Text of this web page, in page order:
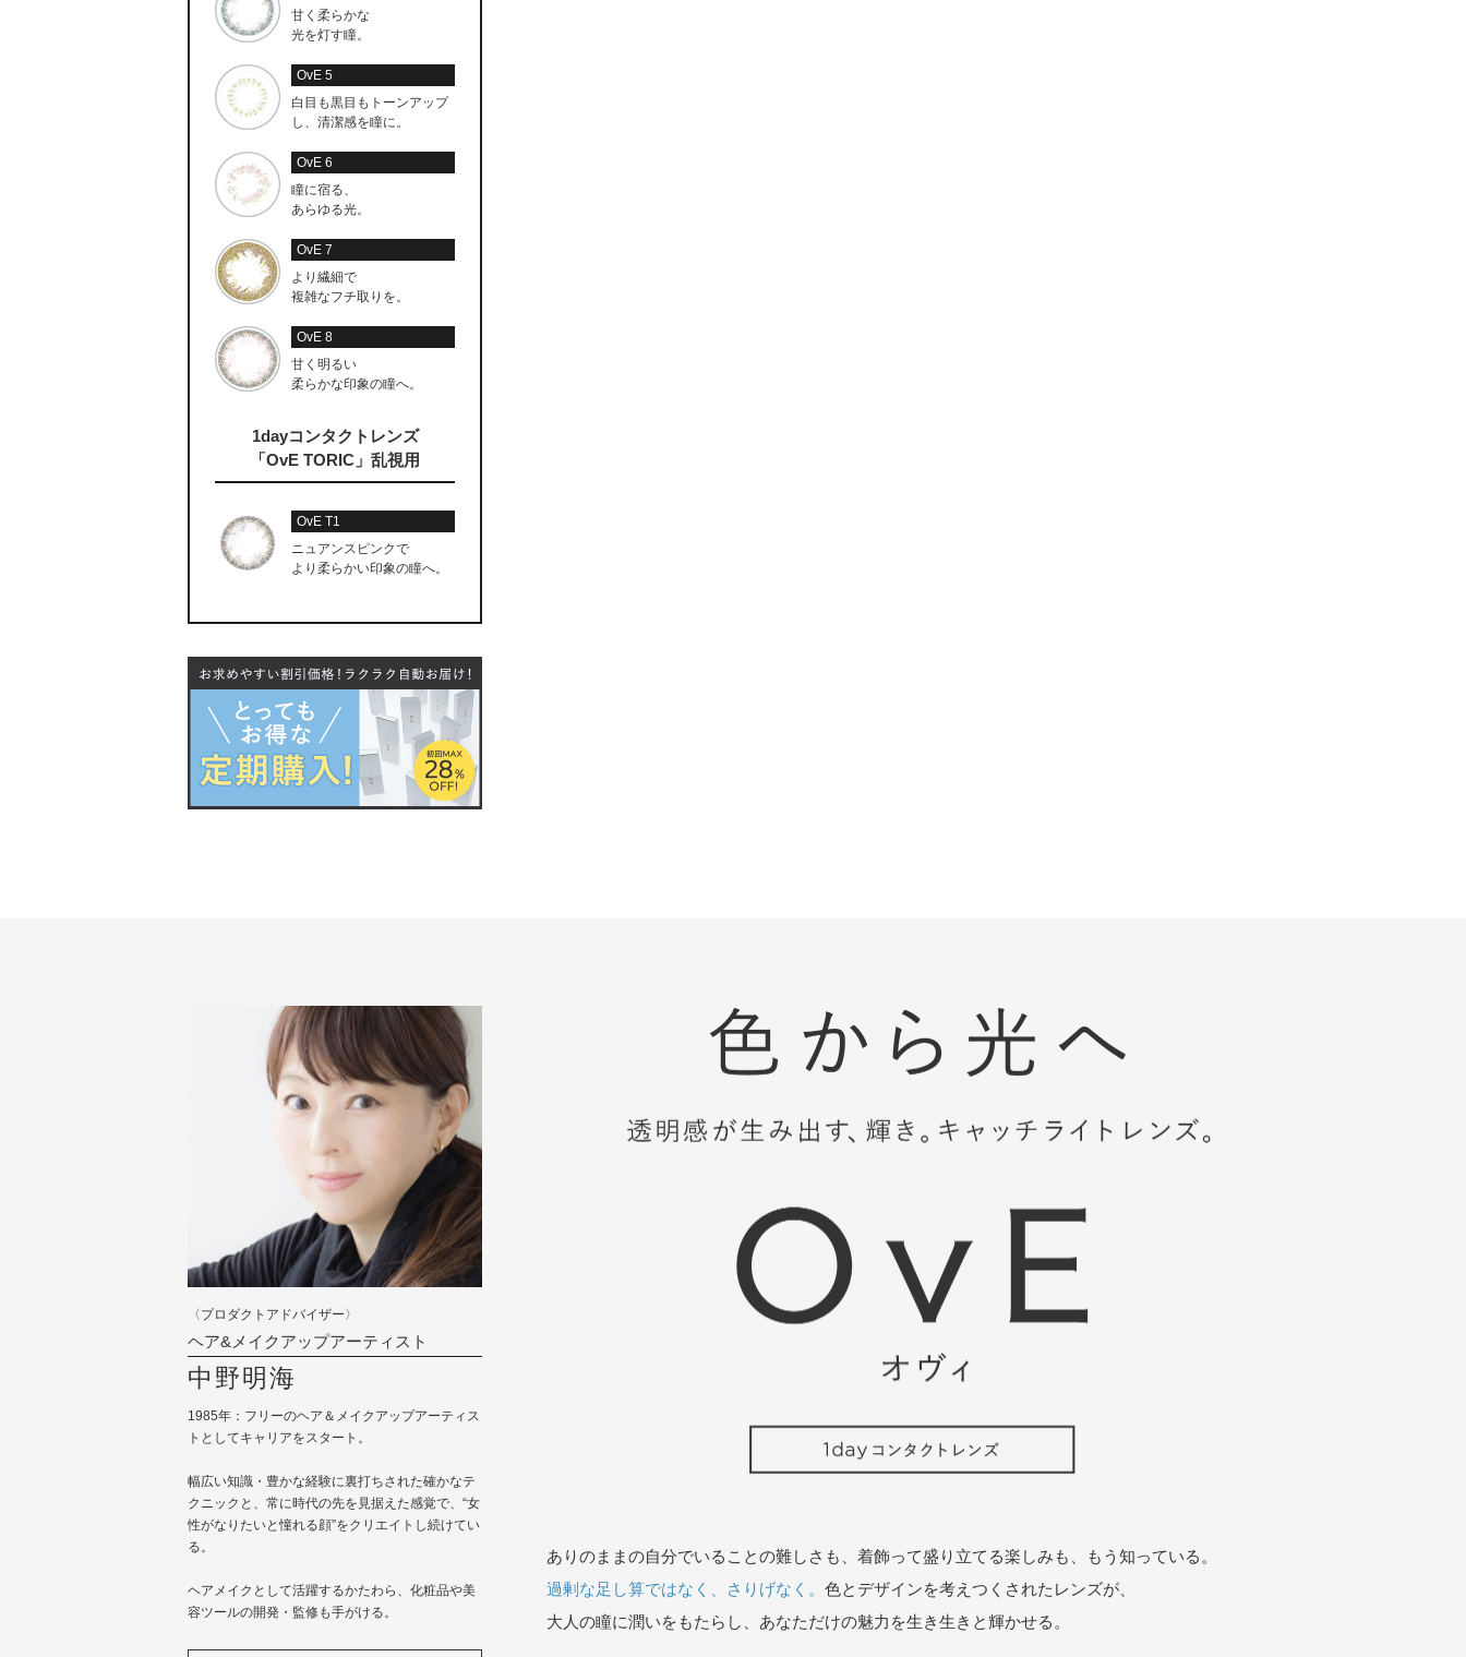
甘く柔らかな
光を灯す瞳。
OvE 5
白目も黒目もトーンアップ
し、清潔感を瞳に。
OvE 6
瞳に宿る、
あらゆる光。
OvE 7
より繊細で
複雑なフチ取りを。
OvE 8
甘く明るい
柔らかな印象の瞳へ。
1dayコンタクトレンズ
「OvE TORIC」乱視用
OvE T1
ニュアンスピンクで
より柔らかい印象の瞳へ。
〈プロダクトアドバイザー〉
ヘア&メイクアップアーティスト
中野明海
1985年：フリーのヘア＆メイクアップアーティス
トとしてキャリアをスタート。
幅広い知識・豊かな経験に裏打ちされた確かなテ
クニックと、常に時代の先を見据えた感覚で、“女
性がなりたいと憧れる顔”をクリエイトし続けてい
る。
ヘアメイクとして活躍するかたわら、化粧品や美
容ツールの開発・監修も手がける。
ありのままの自分でいることの難しさも、着飾って盛り立てる楽しみも、もう知っている。
過剰な足し算ではなく、さりげなく。 色とデザインを考えつくされたレンズが、
大人の瞳に潤いをもたらし、あなただけの魅力を生き生きと輝かせる。